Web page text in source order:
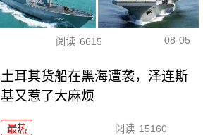
阅读 6615 08-05
土耳其货船在黑海遭袭，泽连斯
基又惹了大麻烦
最热 阅读 15160